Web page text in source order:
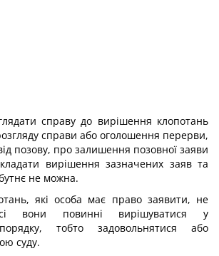
справу до вирішення клопотань
справи або оголошення перерви,
позову, про залишення позовної заяви
вирішення зазначених заяв та
не можна.
які особа має право заявити, не
вони повинні вирішуватися у
тобто задовольнятися або
суду.